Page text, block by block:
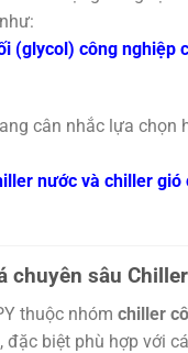
(glycol) công nghiệp
cân nhắc lựa chọn
nước và chiller gió
chuyên sâu
thuộc nhóm chiller
, đặc biệt phù hợp với